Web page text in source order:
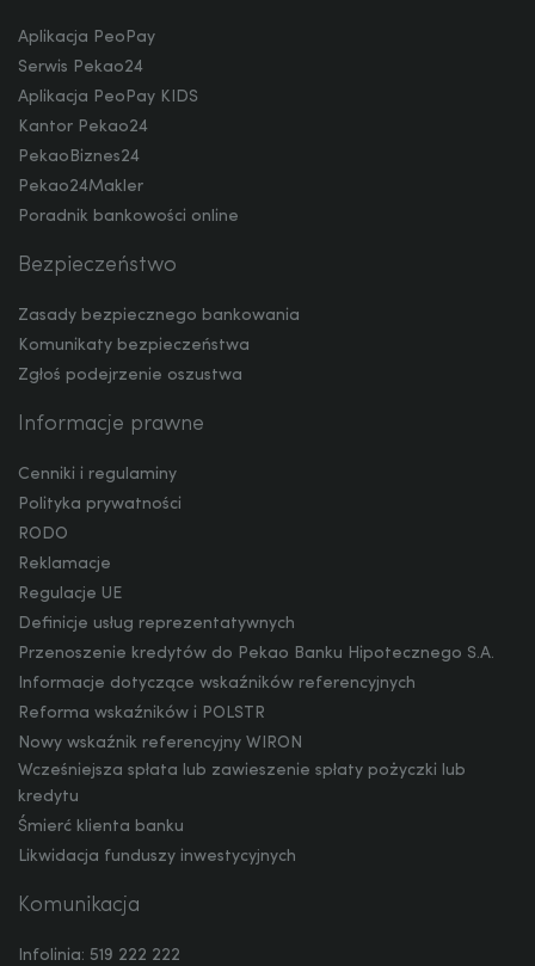
Aplikacja PeoPay
Serwis Pekao24
Aplikacja PeoPay KIDS
Kantor Pekao24
PekaoBiznes24
Pekao24Makler
Poradnik bankowości online
Bezpieczeństwo
Zasady bezpiecznego bankowania
Komunikaty bezpieczeństwa
Zgłoś podejrzenie oszustwa
Informacje prawne
Cenniki i regulaminy
Polityka prywatności
RODO
Reklamacje
Regulacje UE
Definicje usług reprezentatywnych
Przenoszenie kredytów do Pekao Banku Hipotecznego S.A.
Informacje dotyczące wskaźników referencyjnych
Reforma wskaźników i POLSTR
Nowy wskaźnik referencyjny WIRON
Wcześniejsza spłata lub zawieszenie spłaty pożyczki lub
kredytu
Śmierć klienta banku
Likwidacja funduszy inwestycyjnych
Komunikacja
Infolinia: 519 222 222